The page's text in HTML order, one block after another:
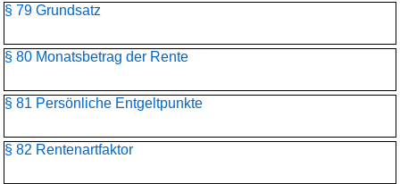
§ 79 Grundsatz
§ 80 Monatsbetrag der Rente
§ 81 Persönliche Entgeltpunkte
§ 82 Rentenartfaktor